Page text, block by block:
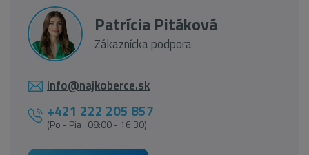
Patrícia Pitáková
Zákaznícka podpora
info@najkoberce.sk
+421 222 205 857
(Po - Pia 08:00 - 16:30)